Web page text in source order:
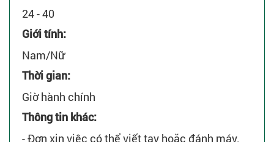
24 - 40
Giới tính:
Nam/Nữ
Thời gian:
Giờ hành chính
Thông tin khác:
- Đơn xin việc có thể viết tay hoặc đánh máy.